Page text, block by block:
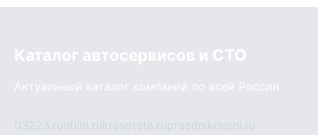
Каталог автосервисов и СТО
Актуальный каталог компаний по всей России
03223.ruufille.rukrasotata.ruprazdnikdushi.ru